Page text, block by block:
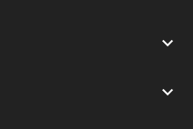
keyboard_arrow_down
keyboard_arrow_down